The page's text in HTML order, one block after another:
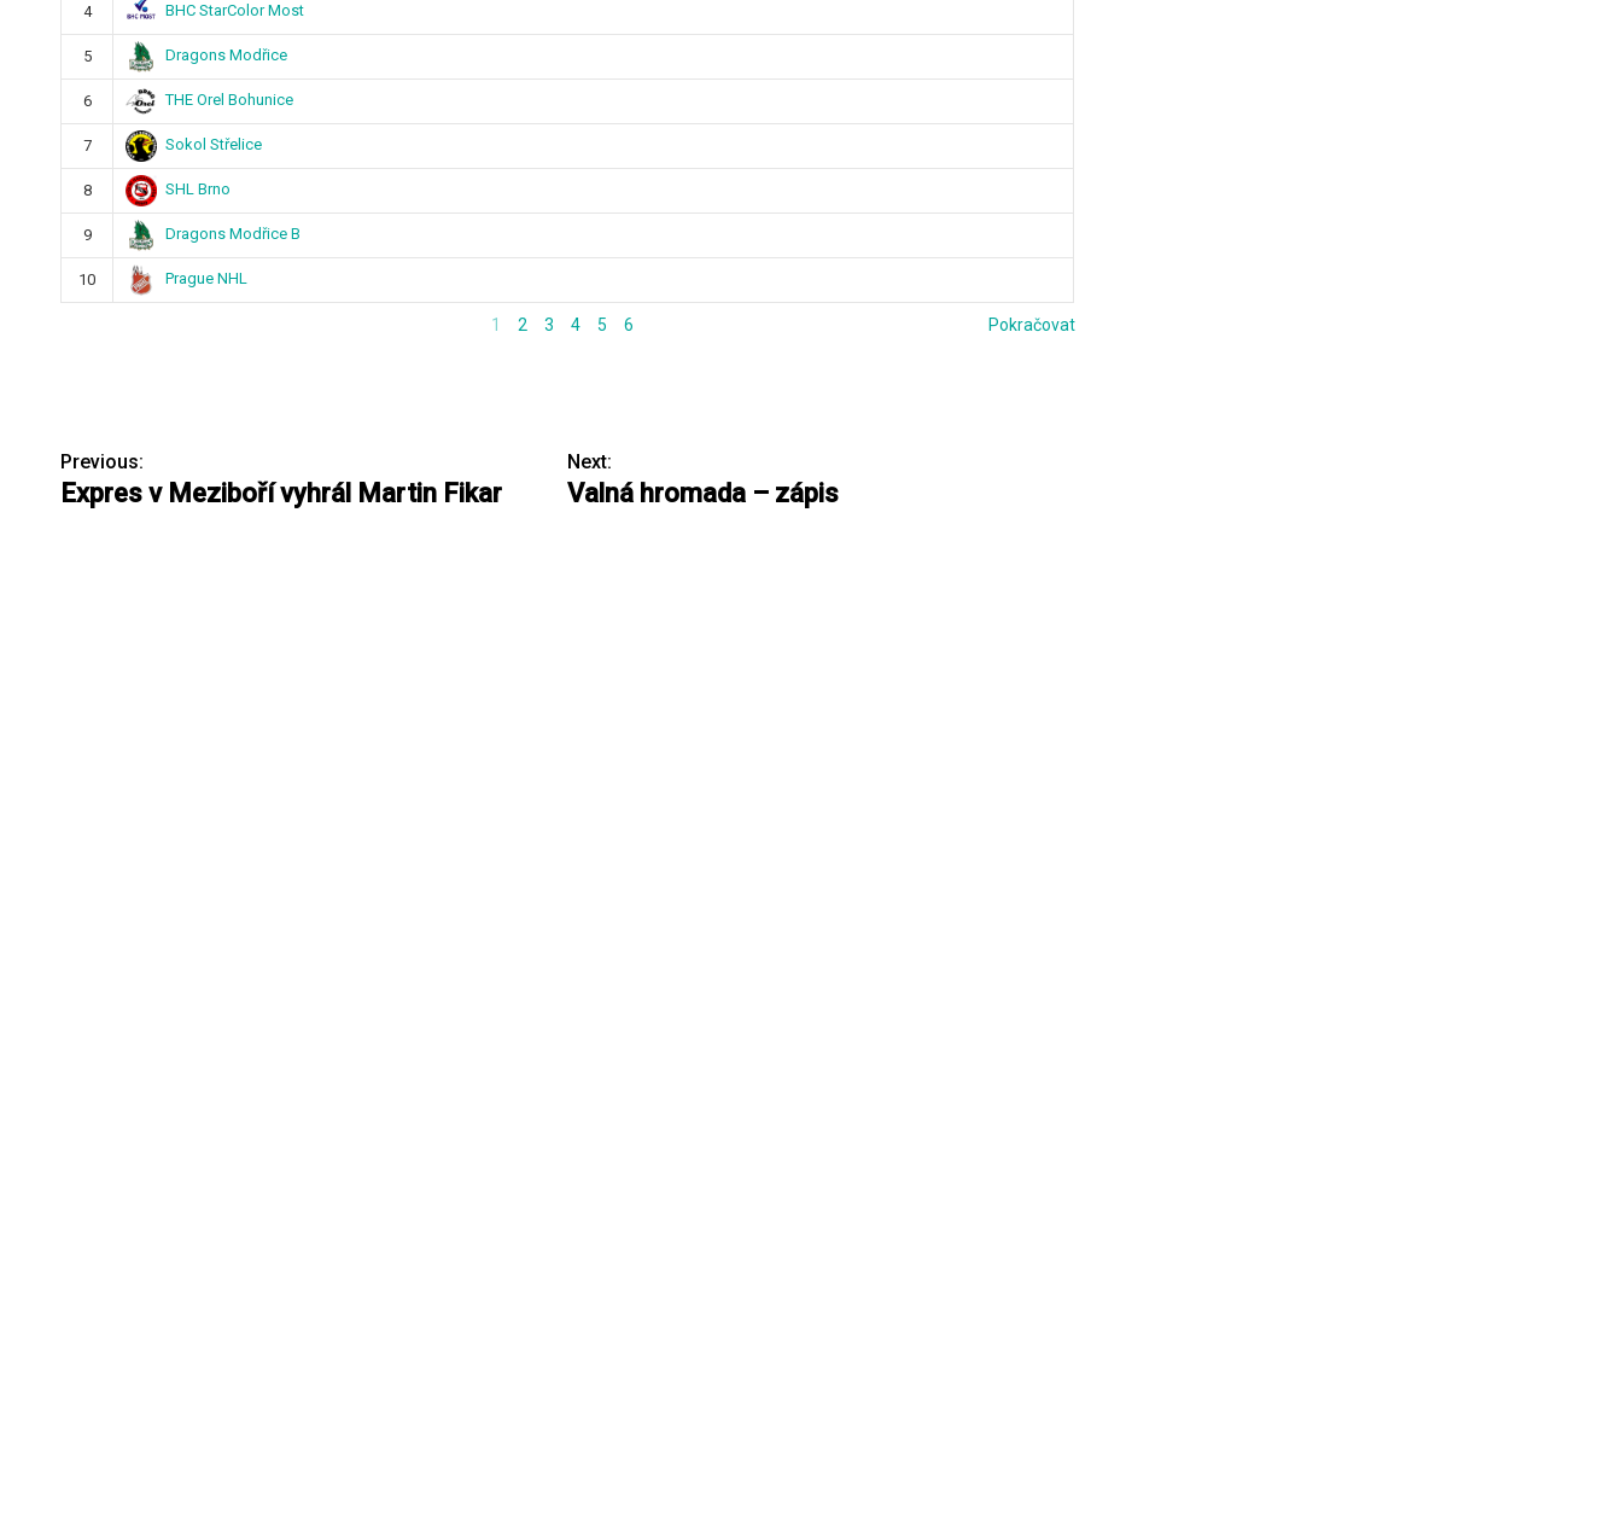
4 BHC StarColor Most
5 Dragons Modřice
6 THE Orel Bohunice
7 Sokol Střelice
8 SHL Brno
9 Dragons Modřice B
10 Prague NHL
1 2 3 4 5 6 Pokračovat
N
Previous:
Expres v Meziboří vyhrál Martin Fikar
Next:
Valná hromada – zápis